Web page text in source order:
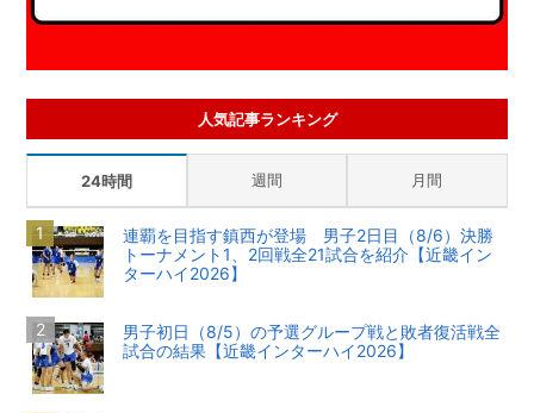
人気記事ランキング
24時間 週間 月間
連覇を目指す鎮西が登場 男子2日目（8/6）決勝
トーナメント1、2回戦全21試合を紹介【近畿イン
ターハイ2026】
男子初日（8/5）の予選グループ戦と敗者復活戦全
試合の結果【近畿インターハイ2026】